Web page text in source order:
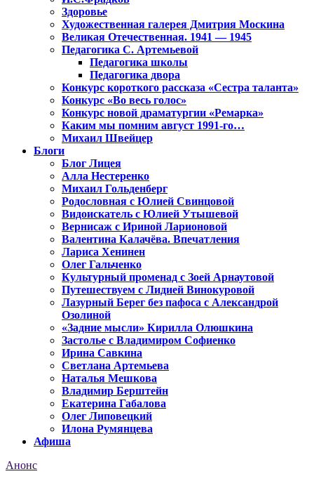
Здоровье
Художественная галерея Дмитрия Москина
Великая Отечественная. 1941 — 1945
Педагогика С. Артемьевой
Педагогика школы
Педагогика двора
Конкурс короткого рассказа «Сестра таланта»
Конкурс «Во весь голос»
Конкурс новой драматургии «Ремарка»
Каким мы помним август 1991-го…
Михаил Швейцер
Блоги
Блог Лицея
Алла Нестеренко
Михаил Гольденберг
Родословная с Юлией Свинцовой
Видоискатель с Юлией Утышевой
Вернисаж с Ириной Ларионовой
Валентина Калачёва. Впечатления
Лариса Хенинен
Олег Гальченко
Культурный променад с Зоей Арнаутовой
Путешествуем с Лидией Винокуровой
Лазурный Берег без пафоса с Александрой
Озолиной
«Задние мысли» Кирилла Олюшкина
Застолье с Владимиром Софиенко
Ирина Савкина
Светлана Артемьева
Наталья Мешкова
Владимир Берштейн
Екатерина Габалова
Олег Липовецкий
Илона Румянцева
Афиша
Анонс